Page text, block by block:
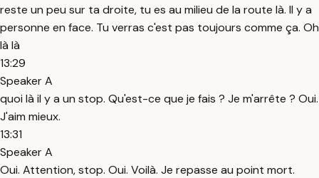
reste un peu sur ta droite, tu es au milieu de la route là. Il y a
personne en face. Tu verras c'est pas toujours comme ça. Oh
là là
13:29
Speaker A
quoi là il y a un stop. Qu'est-ce que je fais ? Je m'arrête ? Oui.
J'aim mieux.
13:31
Speaker A
Oui. Attention, stop. Oui. Voilà. Je repasse au point mort.